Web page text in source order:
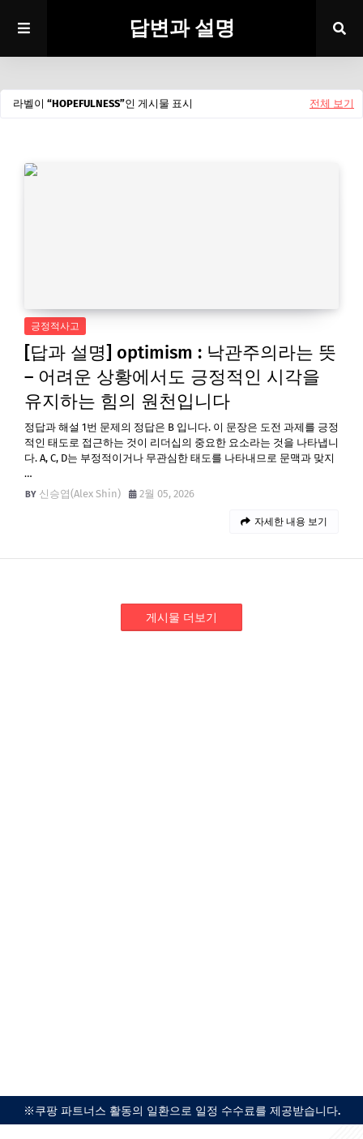
답변과 설명
라벨이 HOPEFULNESS 인 게시물 표시 전체 보기
긍정적사고
[답과 설명] optimism : 낙관주의라는 뜻
– 어려운 상황에서도 긍정적인 시각을
유지하는 힘의 원천입니다
정답과 해설 1번 문제의 정답은 B 입니다. 이 문장은 도전 과제를 긍정
적인 태도로 접근하는 것이 리더십의 중요한 요소라는 것을 나타냅니
다. A, C, D는 부정적이거나 무관심한 태도를 나타내므로 문맥과 맞지
…
신승엽(Alex Shin)
2월 05, 2026
자세한 내용 보기
게시물 더보기
※쿠팡 파트너스 활동의 일환으로 일정 수수료를 제공받습니다.